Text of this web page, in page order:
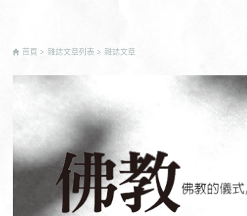
首頁 雜誌文章列表 雜誌文章